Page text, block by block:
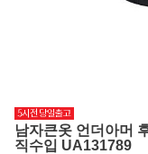
남자큰옷 언더아머
직수입 UA131789